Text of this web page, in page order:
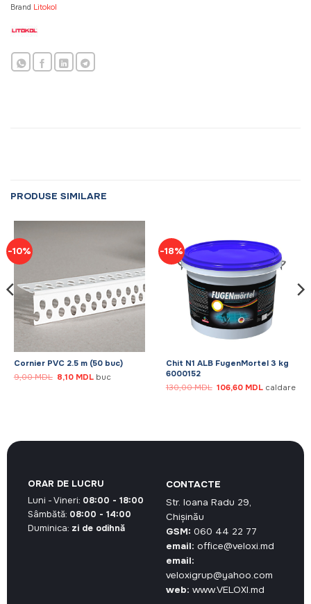
Brand Litokol
PRODUSE SIMILARE
-10%
Cornier PVC 2.5 m (50 buc)
9,00MDL Prețul
inițial
8,10 MDLPrețul
buc
-18%
Chit N1 ALB FugenMortel 3 kg
6000152
130,00MDL Prețul
inițial
106,60 MDLPrețul
caldare
CONTACTE
Str. Ioana Radu 29,
Chișinău
GSM: 060 44 22 77
email: office@veloxi.md
email:
veloxigrup@yahoo.com
web: www.VELOXI.md
ORAR DE LUCRU
Luni - Vineri: 08:00 - 18:00
Sâmbătă: 08:00 - 14:00
Duminica: zi de odihnă